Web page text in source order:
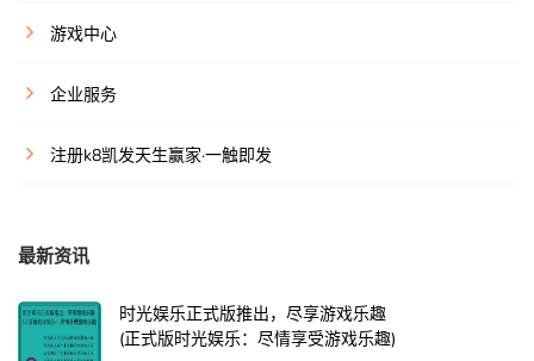
游戏中心
企业服务
注册k8凯发天生赢家·一触即发
最新资讯
时光娱乐正式版推出，尽享游戏乐趣
(正式版时光娱乐：尽情享受游戏乐趣)